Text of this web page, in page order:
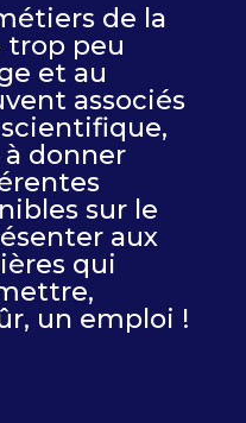
de la
trop peu
et au
associés
scientifique,
donner
sur le
aux
qui
un emploi !